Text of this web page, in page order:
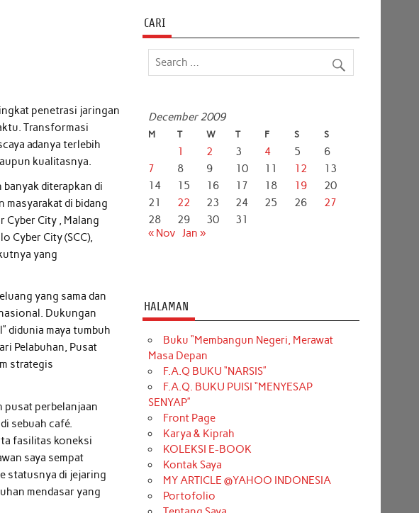
penetrasi jaringan
Transformasi
adanya terlebih
kualitasnya.
diterapkan di
masyarakat di bidang
City , Malang
Cyber City (SCC),
yang
yang sama dan
Dukungan
didunia maya tumbuh
Pelabuhan, Pusat
strategis
pusat perbelanjaan
sebuah café.
fasilitas koneksi
saya sempat
statusnya di jejaring
mendasar yang
CARI
December 2009
M T W T F S S
1 2 3 4 5
6
7
8 9 10 11 12
13
14
15 16 17 18 19
20
21
22 23 24 25 26
27
28
29 30
31
« Nov Jan »
HALAMAN
Buku “Membangun Negeri, Merawat
Masa Depan
F.A.Q BUKU “NARSIS”
F.A.Q. BUKU PUISI “MENYESAP
SENYAP”
Front Page
Karya & Kiprah
KOLEKSI E-BOOK
Kontak Saya
MY ARTICLE @YAHOO INDONESIA
Portofolio